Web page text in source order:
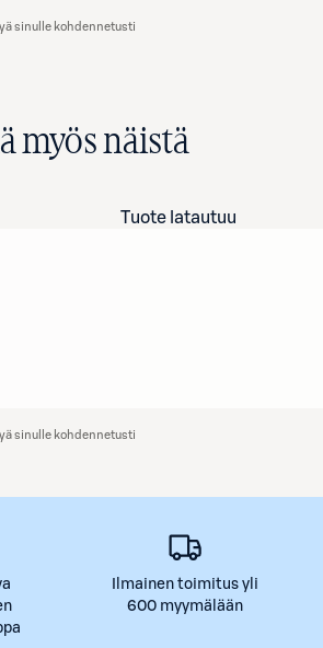
sinulle kohdennetusti
myös näistä
Tuote latautuu
sinulle kohdennetusti
Ilmainen toimitus yli
600 myymälään